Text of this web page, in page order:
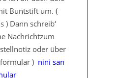
Buntstift um. (
) Dann schreib‘
Nachrichtzum
oder über
) nini san